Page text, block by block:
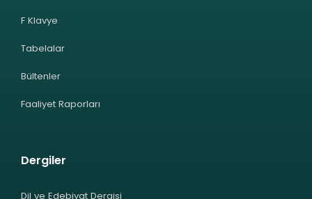
F Klavye
Tabelalar
Bültenler
Faaliyet Raporları
Dergiler
Dil ve Edebiyat Dergisi